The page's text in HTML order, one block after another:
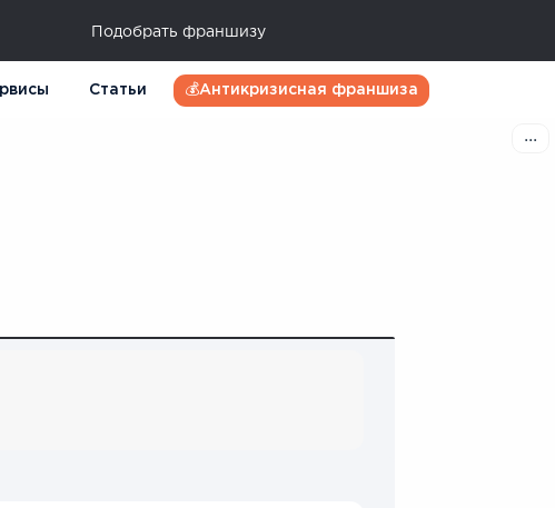
Подобрать франшизу
Статьи 💰Антикризисная франшиза